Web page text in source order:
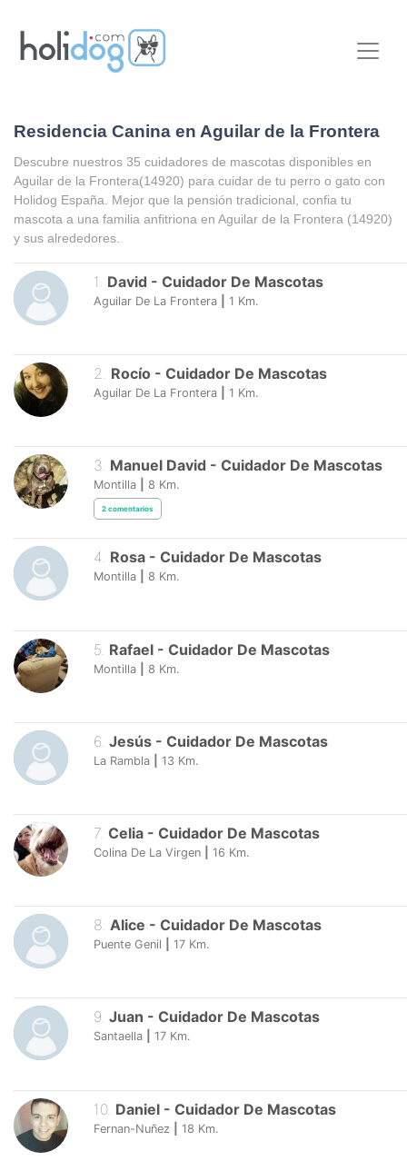
Residencia Canina en Aguilar de la Frontera
Descubre nuestros 35 cuidadores de mascotas disponibles en
Aguilar de la Frontera(14920) para cuidar de tu perro o gato con
Holidog España. Mejor que la pensión tradicional, confia tu
mascota a una familia anfitriona en Aguilar de la Frontera (14920)
y sus alrededores.
1 David - Cuidador De Mascotas
Aguilar De La Frontera 1 Km.
2. Rocío - Cuidador De Mascotas
Aguilar De La Frontera 1 Km.
3. Manuel David - Cuidador De Mascotas
Montilla 8 Km.
2 comentarios
4. Rosa - Cuidador De Mascotas
Montilla 8 Km.
5 Rafael - Cuidador De Mascotas
Montilla 8 Km.
6 Jesús - Cuidador De Mascotas
La Rambla 13 Km.
7. Celia - Cuidador De Mascotas
Colina De La Virgen 16 Km.
8. Alice - Cuidador De Mascotas
Puente Genil 17 Km.
9. Juan - Cuidador De Mascotas
Santaella 17 Km.
10. Daniel - Cuidador De Mascotas
Fernan-Nuñez 18 Km.